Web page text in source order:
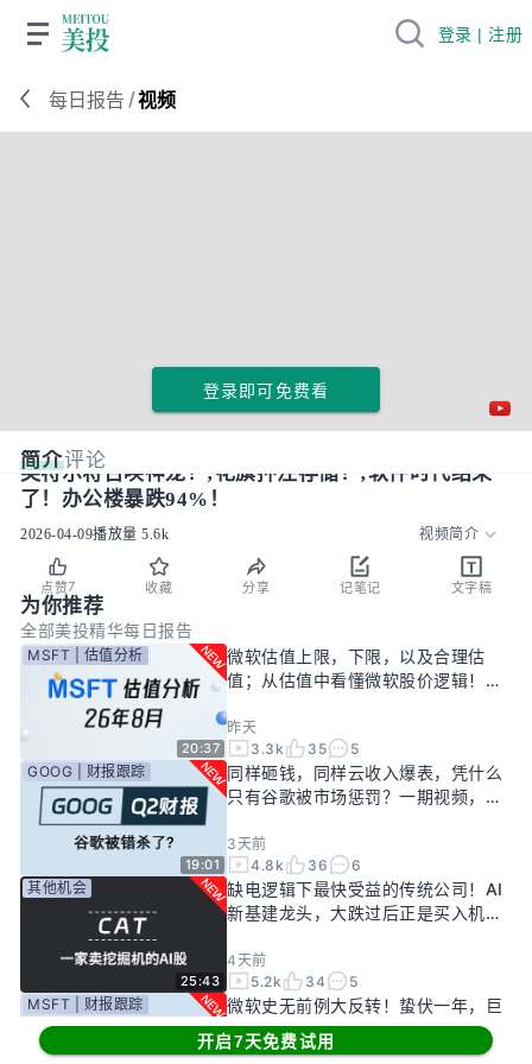
每日报告 /视频
登录即可免费看
简介评论
英特尔将召唤神龙！;花旗押注存储！;软件时代结束
了！办公楼暴跌94%！
2026-04-09播放量 5.6k 视频简介
点赞7 收藏 分享 记笔记 文字稿
为你推荐
全部美投精华每日报告
20:37
MSFT | 估值分析
微软估值上限，下限，以及合理估
值；从估值中看懂微软股价逻辑！
昨天
3.3k
35 5
19:01
GOOG | 财报跟踪
同样砸钱，同样云收入爆表，凭什么
只有谷歌被市场惩罚？一期视频，告
3天前
4.8k
36 6
25:43
其他机会
缺电逻辑下最快受益的传统公司！AI
新基建龙头，大跌过后正是买入机
4天前
5.2k
34
5
MSFT | 财报跟踪
微软史无前例大反转！蛰伏一年，巨
头终于准备好起飞了？
开启7天免费试用
登录 | 注册